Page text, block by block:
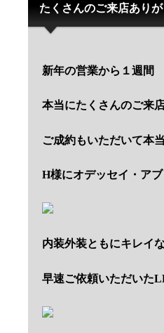
たくさんのご来店あり
新年の営業から１週間
本当にたくさんのご来
ご成約もいただいて本
H様にオデッセイ・アブ
内装外装ともにキレイ
早速ご依頼いただいた